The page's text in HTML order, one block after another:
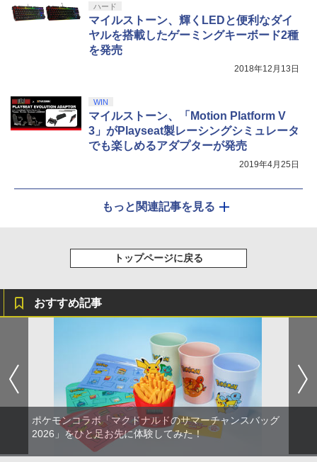
ハード
マイルストーン、輝くLEDと便利なダイ
ヤルを搭載したゲーミングキーボード2種
を発売
2018年12月13日
WIN
マイルストーン、「Motion Platform V
3」がPlayseat製レーシングシミュレータ
でも楽しめるアダプターが発売
2019年4月25日
もっと関連記事を見る
トップページに戻る
おすすめ記事
ポケモンコラボ「マクドナルドのサマーチャンスバッグ
2026」をひと足お先に体験してみた！